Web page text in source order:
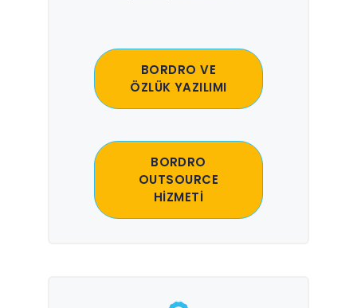
BORDRO VE
ÖZLÜK YAZILIMI
BORDRO
OUTSOURCE
HİZMETİ